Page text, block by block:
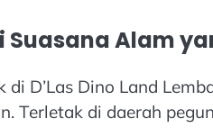
Suasana Alam
D’Las Dino Land
Terletak di daerah